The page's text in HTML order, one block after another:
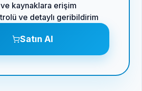
kaynaklara erişim
ve detaylı geribildirim
Satın Al